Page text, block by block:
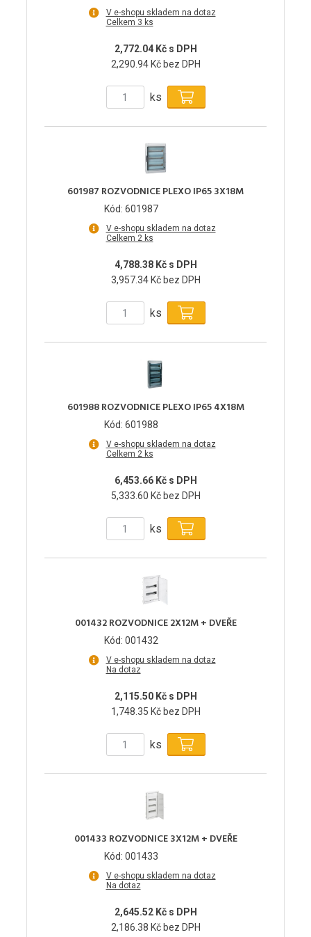
V e-shopu skladem na dotaz
Celkem 3 ks
2,772.04 Kč s DPH
2,290.94 Kč bez DPH
ks
601987 ROZVODNICE PLEXO IP65 3X18M
Kód: 601987
V e-shopu skladem na dotaz
Celkem 2 ks
4,788.38 Kč s DPH
3,957.34 Kč bez DPH
ks
601988 ROZVODNICE PLEXO IP65 4X18M
Kód: 601988
V e-shopu skladem na dotaz
Celkem 2 ks
6,453.66 Kč s DPH
5,333.60 Kč bez DPH
ks
001432 ROZVODNICE 2X12M + DVEŘE
Kód: 001432
V e-shopu skladem na dotaz
Na dotaz
2,115.50 Kč s DPH
1,748.35 Kč bez DPH
ks
001433 ROZVODNICE 3X12M + DVEŘE
Kód: 001433
V e-shopu skladem na dotaz
Na dotaz
2,645.52 Kč s DPH
2,186.38 Kč bez DPH